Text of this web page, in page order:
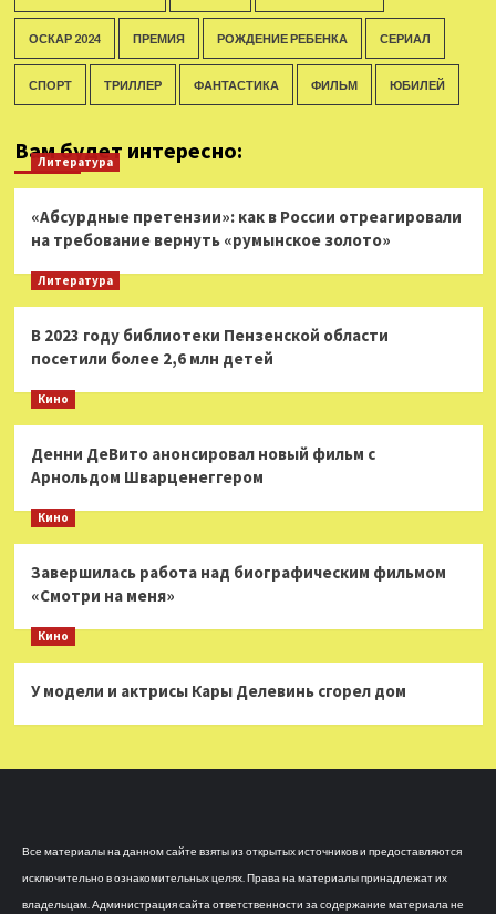
ОСКАР 2024 ПРЕМИЯ РОЖДЕНИЕ РЕБЕНКА СЕРИАЛ
СПОРТ ТРИЛЛЕР ФАНТАСТИКА ФИЛЬМ ЮБИЛЕЙ
Вам будет интересно:
Литература
«Абсурдные претензии»: как в России отреагировали
на требование вернуть «румынское золото»
Литература
В 2023 году библиотеки Пензенской области
посетили более 2,6 млн детей
Кино
Денни ДеВито анонсировал новый фильм с
Арнольдом Шварценеггером
Кино
Завершилась работа над биографическим фильмом
«Смотри на меня»
Кино
У модели и актрисы Кары Делевинь сгорел дом
Все материалы на данном сайте взяты из открытых источников и предоставляются
исключительно в ознакомительных целях. Права на материалы принадлежат их
владельцам. Администрация сайта ответственности за содержание материала не